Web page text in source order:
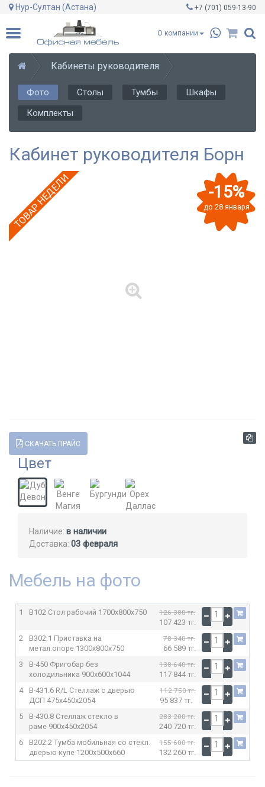
Нур-Султан (Астана) +7 (701) 059-13-90
О компании
Кабинеты руководителя
Фото Столы Тумбы
Шкафы
Комплекты
Кабинет руководителя Борн
ТОВАР НЕДЕЛИ -15%
до 28 января
СКАЧАТЬ ПРАЙС
Цвет
Наличие: в наличии
Доставка: 03 февраля
Мебель на фото
1 В102 Стол рабочий 1700x800x750 126 380 тг.
107 423 тг.
2
В302.1 Приставка на
метал.опоре 1300x800x750
78 340 тг.
66 589 тг.
3
В-450 Фригобар без
холодильника 900x600x1044
138 640 тг.
117 844 тг.
4
В-431.6 R/L Стеллаж с дверью
ДСП 475x450x2054
112 750 тг.
95 837 тг.
5
В-430.8 Стеллаж стекло в
раме 900x450x2054
283 200 тг.
240 720 тг.
6
В202.2 Тумба мобильная со стекл.
дверью-купе 1200x500x660
155 600 тг.
132 260 тг.